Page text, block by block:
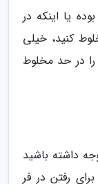
یا اینکه در
کنید، خیلی
در حد مخلوط
داشته باشید
کیک برای رفتن در فر